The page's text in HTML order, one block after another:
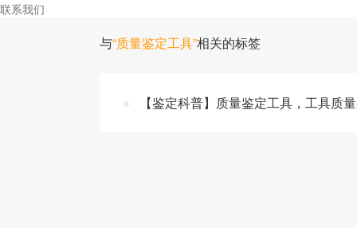
联系我们
与“质量鉴定工具”相关的标签
【鉴定科普】质量鉴定工具，工具质